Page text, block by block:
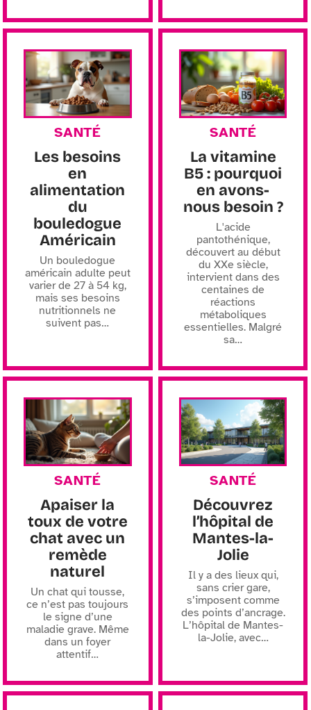
SANTÉ
Les besoins
en
alimentation
du
bouledogue
Américain
Un bouledogue
américain adulte peut
varier de 27 à 54 kg,
mais ses besoins
nutritionnels ne
suivent pas…
SANTÉ
La vitamine
B5 : pourquoi
en avons-
nous besoin ?
L'acide
pantothénique,
découvert au début
du XXe siècle,
intervient dans des
centaines de
réactions
métaboliques
essentielles. Malgré
sa…
SANTÉ
Apaiser la
toux de votre
chat avec un
remède
naturel
Un chat qui tousse,
ce n’est pas toujours
le signe d’une
maladie grave. Même
dans un foyer
attentif…
SANTÉ
Découvrez
l’hôpital de
Mantes-la-
Jolie
Il y a des lieux qui,
sans crier gare,
s’imposent comme
des points d’ancrage.
L’hôpital de Mantes-
la-Jolie, avec…